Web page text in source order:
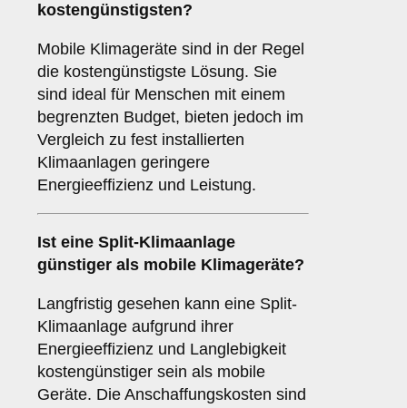
kostengünstigsten?
Mobile Klimageräte sind in der Regel
die kostengünstigste Lösung. Sie
sind ideal für Menschen mit einem
begrenzten Budget, bieten jedoch im
Vergleich zu fest installierten
Klimaanlagen geringere
Energieeffizienz und Leistung.
Ist eine Split-Klimaanlage
günstiger als mobile Klimageräte?
Langfristig gesehen kann eine Split-
Klimaanlage aufgrund ihrer
Energieeffizienz und Langlebigkeit
kostengünstiger sein als mobile
Geräte. Die Anschaffungskosten sind